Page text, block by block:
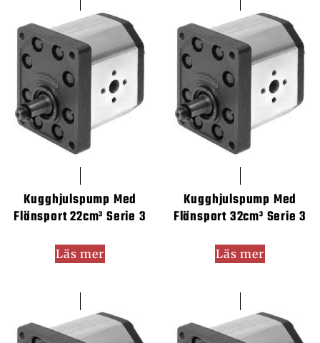
Kugghjulspump Med
Flänsport 22cm³ Serie 3
Läs mer
Kugghjulspump Med
Flänsport 32cm³ Serie 3
Läs mer